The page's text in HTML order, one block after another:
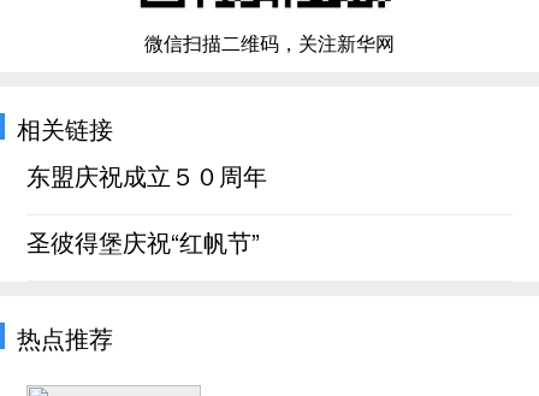
微信扫描二维码，关注新华网
相关链接
东盟庆祝成立５０周年
圣彼得堡庆祝“红帆节”
热点推荐